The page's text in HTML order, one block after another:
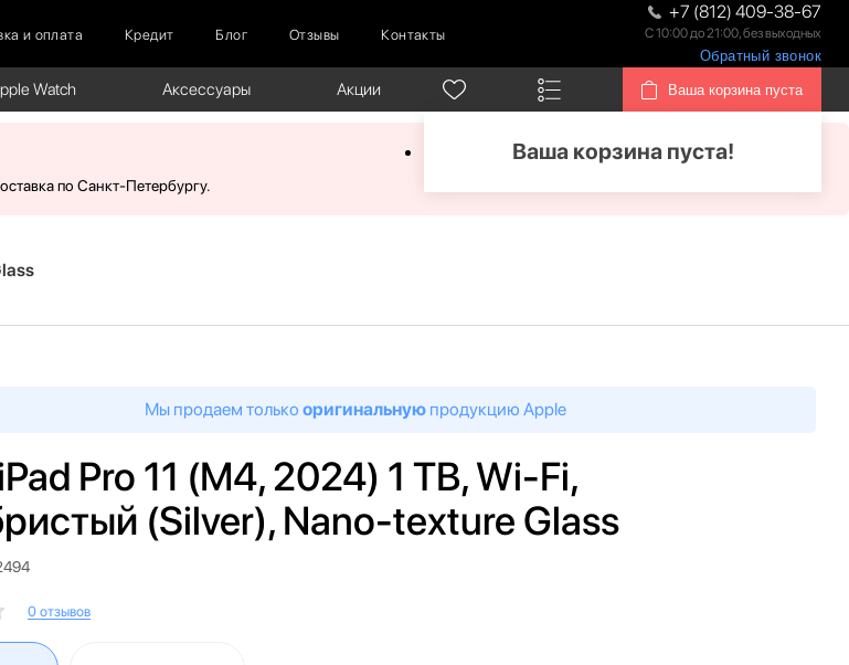
и оплата Кредит Блог Отзывы Контакты
+7 (812) 409-38-67
С 10:00 до 21:00, без выходных
Обратный звонок
Watch Аксессуары Акции Ваша корзина пуста
Ваша корзина пуста!
по Санкт-Петербургу.
Мы продаем только оригинальную продукцию Apple
Pro 11 (M4, 2024) 1 TB, Wi-Fi,
(Silver), Nano-texture Glass
0 отзывов